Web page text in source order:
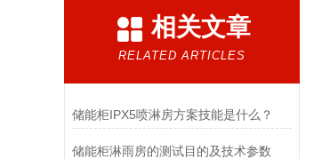
相关文章
RELATED ARTICLES
储能柜IPX5喷淋房方案技能是什么？
储能柜淋雨房的测试目的及技术参数